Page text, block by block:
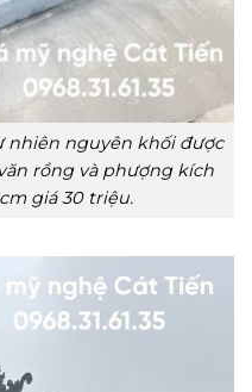
nhiên nguyên khối được
rồng và phượng kích
giá 30 triệu.